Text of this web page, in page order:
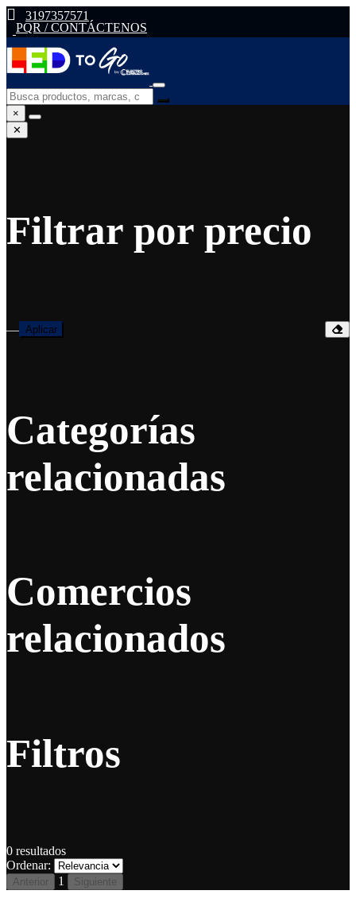
3197357571
PQR / CONTÁCTENOS
×
✕
Filtrar por precio
— Aplicar
Categorías
relacionadas
Comercios
relacionados
Filtros
0 resultados
Ordenar:
Anterior 1 Siguiente